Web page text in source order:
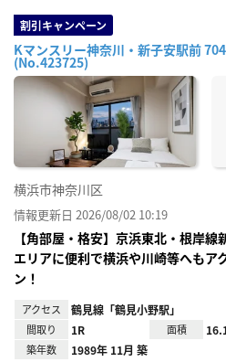
割引キャンペーン
Kマンスリー神奈川・新子安駅前 704
(No.423725)
横浜市神奈川区
情報更新日 2026/08/02 10:19
【角部屋・格安】京浜東北・根岸
エリアに便利で横浜や川崎等へもア
ン！
アクセス 鶴見線「鶴見小野駅」
間取り 1R 面積
築年数 1989年 11月 築